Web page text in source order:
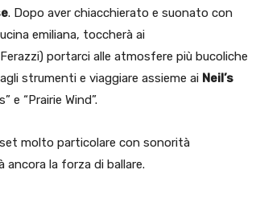
. Dopo aver chiacchierato e suonato con
emiliana, toccherà ai
portarci alle atmosfere più bucoliche
strumenti e viaggiare assieme ai Neil’s
e “Prairie Wind”.
molto particolare con sonorità
ancora la forza di ballare.